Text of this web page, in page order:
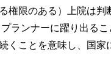
権限のある）上院は判
ランナーに躍り出る
くことを意味し、国